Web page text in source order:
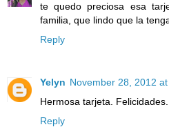
te quedo preciosa esa
familia, que lindo que la
Reply
Yelyn November 28, 2012 at
Hermosa tarjeta. Felicidades.
Reply